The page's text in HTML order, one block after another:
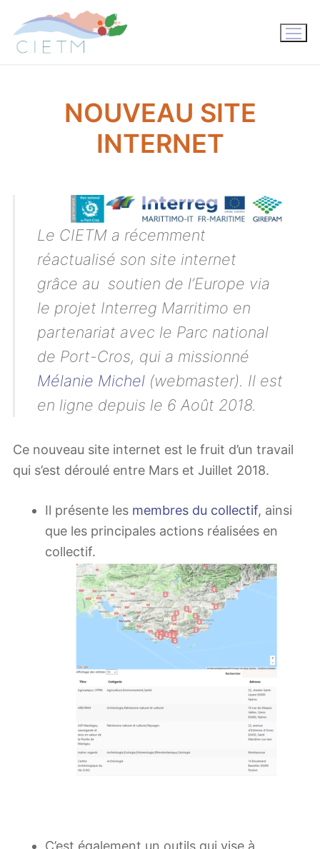
contenu
NOUVEAU SITE
INTERNET
Le CIETM a récemment
réactualisé son site internet
grâce au soutien de l’Europe via
le projet Interreg Marritimo en
partenariat avec le Parc national
de Port-Cros, qui a missionné
Mélanie Michel(webmaster). Il est
en ligne depuis le 6 Août 2018.
Ce nouveau site internet est le fruit d’un travail
qui s’est déroulé entre Mars et Juillet 2018.
Il présente les membres du collectif, ainsi
que les principales actions réalisées en
collectif.
C’est également un outils qui vise à